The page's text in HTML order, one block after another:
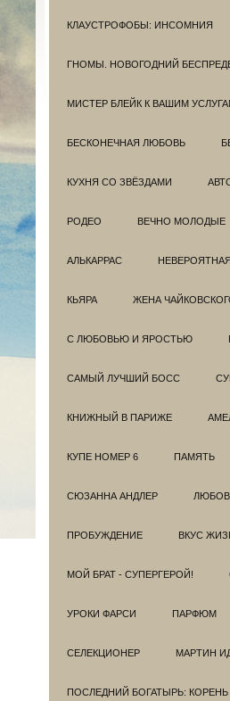
КЛАУСТРОФОБЫ: ИНСОМНИЯ
ГНОМЫ. НОВОГОДНИЙ
МИСТЕР БЛЕЙК К ВАШИМ
БЕСКОНЕЧНАЯ ЛЮБОВЬ
КУХНЯ СО ЗВЁЗДАМИ
РОДЕО ВЕЧНО МОЛОДЫЕ
АЛЬКАРРАС
КЬЯРА ЖЕНА
С ЛЮБОВЬЮ И ЯРОСТЬЮ
САМЫЙ ЛУЧШИЙ БОСС
КНИЖНЫЙ В ПАРИЖЕ
КУПЕ НОМЕР 6 ПАМЯТЬ
СЮЗАННА АНДЛЕР
ПРОБУЖДЕНИЕ ВКУС
МОЙ БРАТ - СУПЕРГЕРОЙ!
УРОКИ ФАРСИ ПАРФЮМ
СЕЛЕКЦИОНЕР МАРТИН
ПОСЛЕДНИЙ БОГАТЫРЬ: КОРЕНЬ